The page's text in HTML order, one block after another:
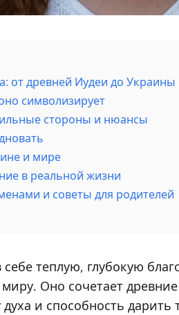
от древней Иудеи до Украины
символизирует
стороны и нюансы
и мире
в реальной жизни
и советы для родителей
теплую, глубокую
Оно сочетает
духа и способность